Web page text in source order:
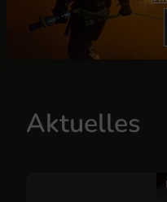
Aktuelles